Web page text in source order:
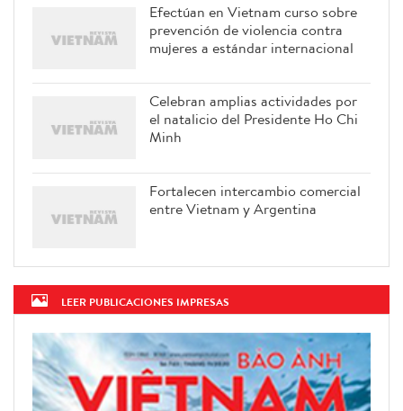
Efectúan en Vietnam curso sobre
prevención de violencia contra
mujeres a estándar internacional
Celebran amplias actividades por
el natalicio del Presidente Ho Chi
Minh
Fortalecen intercambio comercial
entre Vietnam y Argentina
LEER PUBLICACIONES IMPRESAS